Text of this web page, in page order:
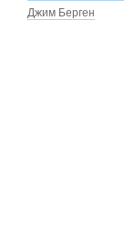
Джим Берген